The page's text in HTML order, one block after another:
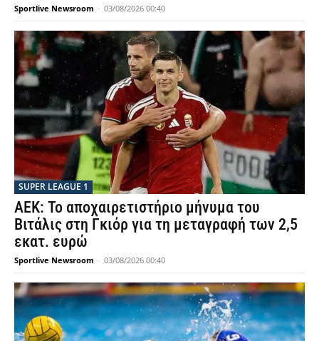
Sportlive Newsroom - 03/08/2026 00:40
SUPER LEAGUE 1
ΑΕΚ: Το αποχαιρετιστήριο μήνυμα του
Βιτάλις στη Γκιόρ για τη μεταγραφή των 2,5
εκατ. ευρώ
Sportlive Newsroom - 03/08/2026 00:40